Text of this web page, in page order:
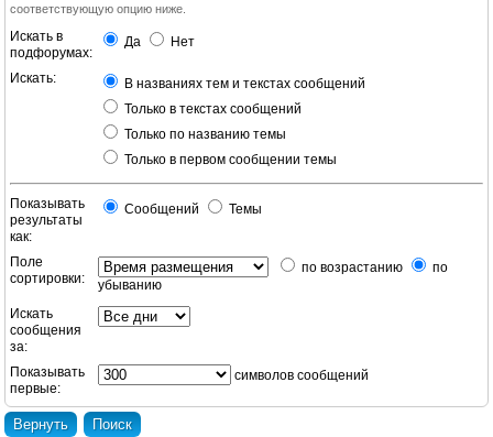
соответствующую опцию ниже.
Искать в
подфорумах:
Да Нет
Искать:
В названиях тем и текстах сообщений
Только в текстах сообщений
Только по названию темы
Только в первом сообщении темы
Показывать
результаты
как:
Сообщений Темы
Поле
сортировки:
по возрастанию
по
убыванию
Искать
сообщения
за:
Показывать
первые:
символов сообщений